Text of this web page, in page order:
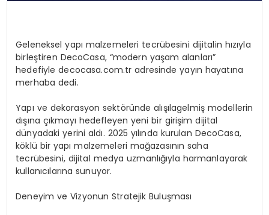
Geleneksel yapı malzemeleri tecrübesini dijitalin hızıyla
birleştiren DecoCasa, “modern yaşam alanları”
hedefiyle decocasa.com.tr adresinde yayın hayatına
merhaba dedi.
Yapı ve dekorasyon sektöründe alışılagelmiş modellerin
dışına çıkmayı hedefleyen yeni bir girişim dijital
dünyadaki yerini aldı. 2025 yılında kurulan DecoCasa,
köklü bir yapı malzemeleri mağazasının saha
tecrübesini, dijital medya uzmanlığıyla harmanlayarak
kullanıcılarına sunuyor.
Deneyim ve Vizyonun Stratejik Buluşması